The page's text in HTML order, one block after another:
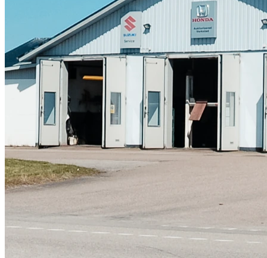
Skadeverkstad